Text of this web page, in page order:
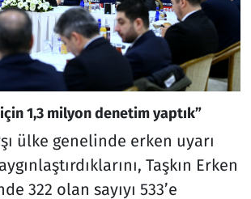
1,3 milyon denetim yaptık”
ülke genelinde erken uyarı
Taşkın Erken
322 olan sayıyı 533’e